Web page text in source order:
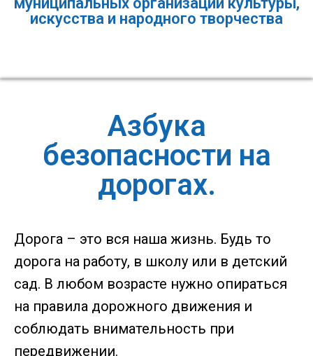
искусства и народного творчества
Азбука
безопасности на
дорогах.
Дорога – это вся наша жизнь. Будь то
дорога на работу, в школу или в детский
сад. В любом возрасте нужно опираться
на правила дорожного движения и
соблюдать внимательность при
передвижении.